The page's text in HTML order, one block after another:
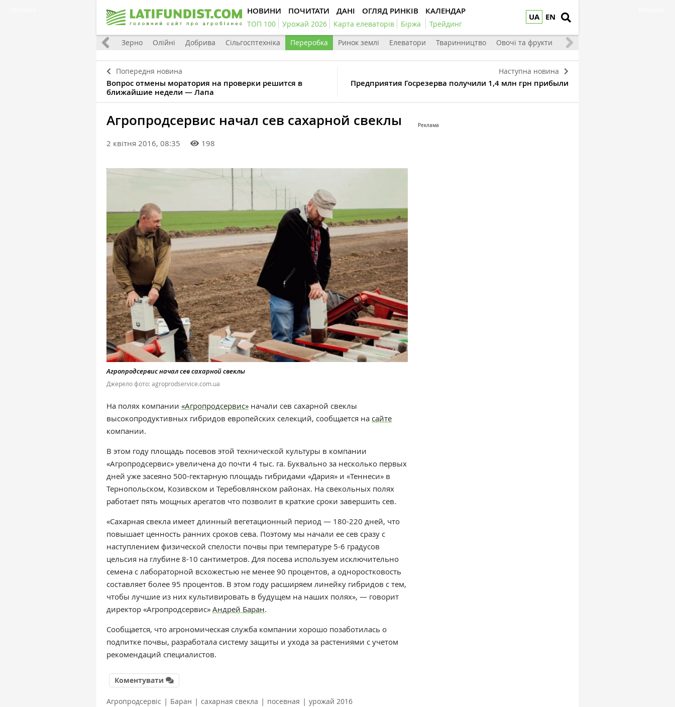
UA EN
НОВИНИ ПОЧИТАТИ ДАНІ ОГЛЯД РИНКІВ КАЛЕНДАР
ТОП 100 Урожай 2026 Карта елеваторів Біржа Трейдинг
Світ Зерно Олійні Добрива Сільгосптехніка Переробка Ринок землі Елеватори Тваринництво Овочі та фрукти
Попередня новина
Вопрос отмены моратория на проверки решится в
ближайшие недели — Лапа
Наступна новина
Предприятия Госрезерва получили 1,4 млн грн прибыли
Агропродсервис начал сев сахарной свеклы
2 квітня 2016, 08:35 198
Агропродсервис начал сев сахарной свеклы
Джерело фото: agroprodservice.com.ua
На полях компании «Агропродсервис» начали сев сахарной свеклы
высокопродуктивных гибридов европейских селекций, сообщается на сайте
компании.
В этом году площадь посевов этой технической культуры в компании
«Агропродсервис» увеличена до почти 4 тыс. га. Буквально за несколько первых
дней уже засеяно 500-гектарную площадь гибридами «Дария» и «Теннеси» в
Тернопольском, Козивском и Теребовлянском районах. На свекольных полях
работает пять мощных арегатов что позволит в краткие сроки завершить сев.
«Сахарная свекла имеет длинный вегетационный период — 180-220 дней, что
повышает ценность ранних сроков сева. Поэтому мы начали ее сев сразу с
наступлением физической спелости почвы при температуре 5-6 градусов
цельсия на глубине 8-10 сантиметров. Для посева используем исключительно
семена с лабораторной всхожестью не менее 90 процентов, а одноростковость
составляет более 95 процентов. В этом году расширяем линейку гибридов с тем,
чтобы лучшие из них культивировать в будущем на наших полях», — говорит
директор «Агропродсервис» Андрей Баран.
Сообщается, что агрономическая служба компании хорошо позаботилась о
подпитке почвы, разработала систему защиты и ухода за растениями с учетом
рекомендаций специалистов.
Коментувати
Агропродсервіс | Баран | сахарная свекла | посевная | урожай 2016
Реклама